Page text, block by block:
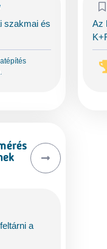
szakmai és
Az
a